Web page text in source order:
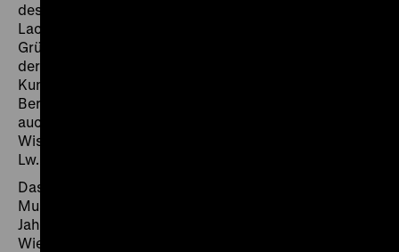
des Konzerns und des Privatvermögens der Familie
Lachmann-Mosse. Unter dem Deckmantel der
Gründung der Rudolf Mosse Stiftung GmbH wurden
der Familie auch ihre Kunstsammlungen geraubt. Die
Kunstgegenstände wurden am 6. und 7. Juni 1934 vom
Berliner Auktions-Haus Union angeboten, darunter
auch: „Lot 274. Hermann Knackfuß, geb. 1848 in
Wissen. Leopold von Dessau in der Schlacht bei Turin.
Lw. Gr. 100 x 134 cm. G.R“.
Das Gemälde war laut des Inventarbuchs des
Museums für Deutsche Geschichte (MfDG) der DDR im
Jahr 1978 in Dessau angekauft worden. Mit der
Wiedervereinigung 1990 übernahm das drei Jahre